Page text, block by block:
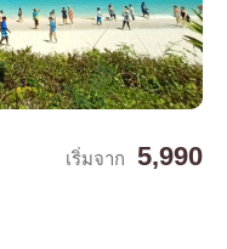
เริ่มจาก 5,990